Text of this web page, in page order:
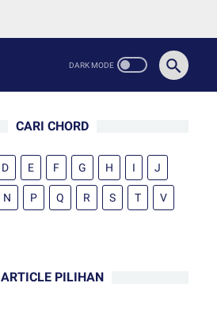
CARI CHORD
D E F G H I J
N P Q R S T V
ARTICLE PILIHAN